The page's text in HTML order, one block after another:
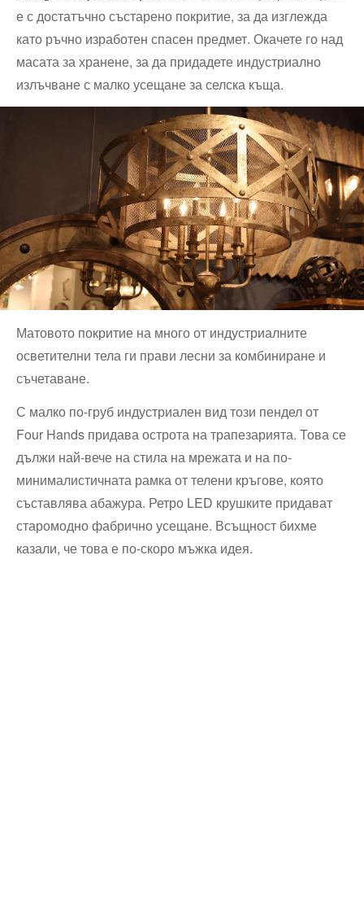
е с достатъчно състарено покритие, за да изглежда
като ръчно изработен спасен предмет. Окачете го над
масата за хранене, за да придадете индустриално
излъчване с малко усещане за селска къща.
Матовото покритие на много от индустриалните
осветителни тела ги прави лесни за комбиниране и
съчетаване.
С малко по-груб индустриален вид този пендел от
Four Hands придава острота на трапезарията. Това се
дължи най-вече на стила на мрежата и на по-
минималистичната рамка от телени кръгове, която
съставлява абажура. Ретро LED крушките придават
старомодно фабрично усещане. Всъщност бихме
казали, че това е по-скоро мъжка идея.